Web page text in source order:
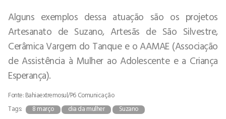
Alguns exemplos dessa atuação são os projetos
Artesanato de Suzano, Artesãs de São Silvestre,
Cerâmica Vargem do Tanque e o AAMAE (Associação
de Assistência à Mulher ao Adolescente e a Criança
Esperança).
Fonte: Bahiaextremosul/P6 Comunicação
Tags:
8 março dia da mulher Suzano